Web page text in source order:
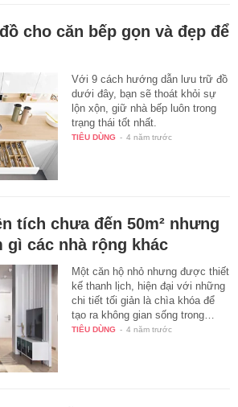
cho căn bếp gọn và đẹp để
Với 9 cách hướng dẫn lưu trữ đồ
dưới đây, bạn sẽ thoát khỏi sự
lộn xộn, giữ nhà bếp luôn trong
trạng thái tốt nhất.
TIÊU DÙNG - 4 năm trước
tích chưa đến 50m² nhưng
gì các nhà rộng khác
Một căn hộ nhỏ nhưng được thiết
kế thanh lịch, hiện đại với những
chi tiết tối giản là chìa khóa để
tạo ra không gian sống trong…
TIÊU DÙNG - 4 năm trước